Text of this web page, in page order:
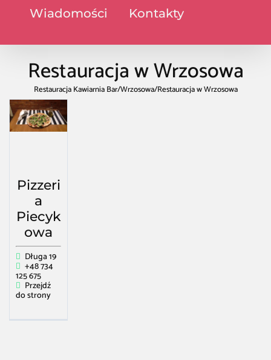
Wiadomości Kontakty
Restauracja w Wrzosowa
Restauracja Kawiarnia Bar/Wrzosowa/Restauracja w Wrzosowa
Pizzeri
a
Piecyk
owa
Długa 19
+48 734
125 675
Przejdź
do strony